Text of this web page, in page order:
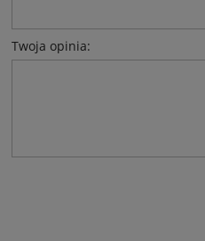
Twoja opinia: